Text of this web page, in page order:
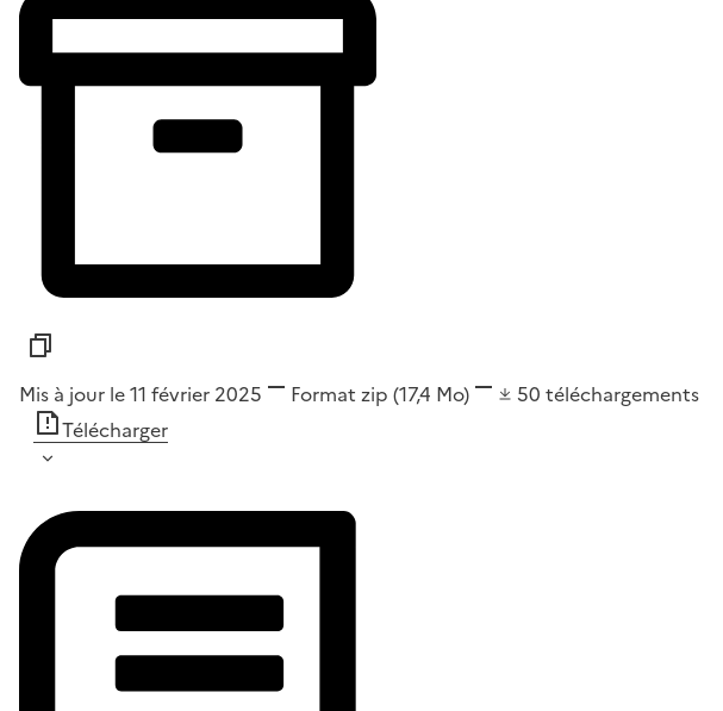
Mis à jour le 11 février 2025 Format zip (17,4 Mo) 50 téléchargements
Télécharger